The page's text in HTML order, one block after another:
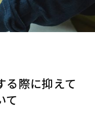
る際に抑えて
て